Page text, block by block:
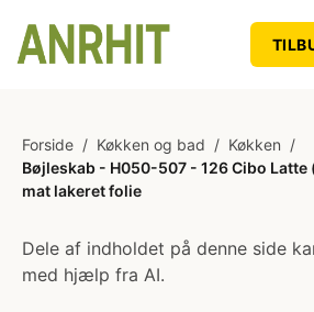
Forside / Køkken og bad / Køkken /
Bøjleskab - H050-507 - 126 Cibo
mat lakeret folie
Dele af indholdet på denne side
med hjælp fra AI.